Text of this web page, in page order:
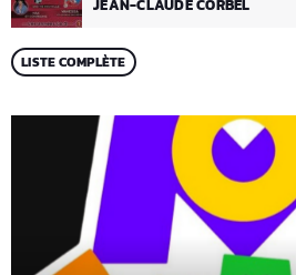
JEAN-CLAUDE CORBEL
LISTE COMPLÈTE